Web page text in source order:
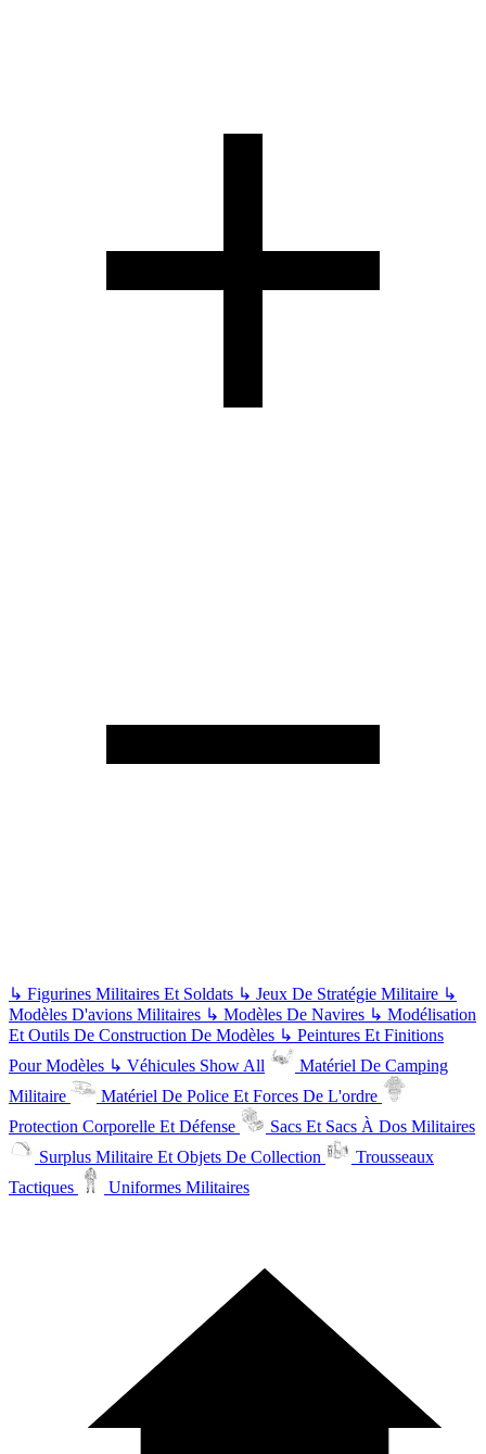
↳ Figurines Militaires Et Soldats ↳ Jeux De Stratégie Militaire ↳
Modèles D'avions Militaires ↳ Modèles De Navires ↳ Modélisation
Et Outils De Construction De Modèles ↳ Peintures Et Finitions
Pour Modèles ↳ Véhicules Show All
Matériel De Camping
Militaire
Matériel De Police Et Forces De L'ordre
Protection Corporelle Et Défense
Sacs Et Sacs À Dos Militaires
Surplus Militaire Et Objets De Collection
Trousseaux
Tactiques
Uniformes Militaires